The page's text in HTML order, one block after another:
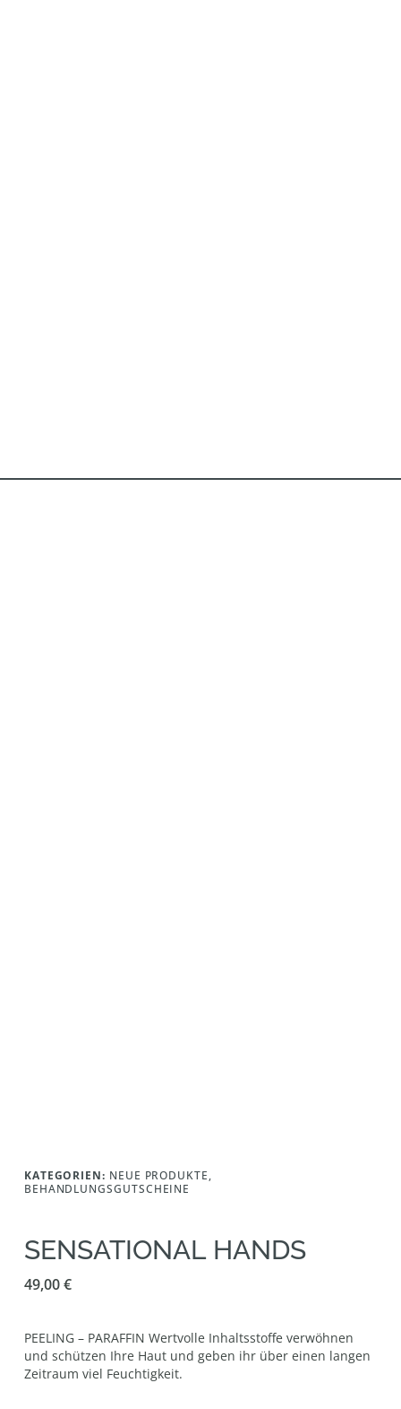
KATEGORIEN: NEUE PRODUKTE,
BEHANDLUNGSGUTSCHEINE
SENSATIONAL HANDS
49,00€
PEELING – PARAFFIN Wertvolle Inhaltsstoffe verwöhnen
und schützen Ihre Haut und geben ihr über einen langen
Zeitraum viel Feuchtigkeit.